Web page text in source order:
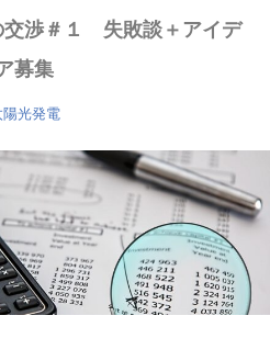
交渉＃１ 失敗談＋アイデ
募集
陽光発電